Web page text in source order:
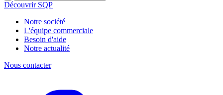
Découvrir SQP
Notre société
L'équipe commerciale
Besoin d'aide
Notre actualité
Nous contacter